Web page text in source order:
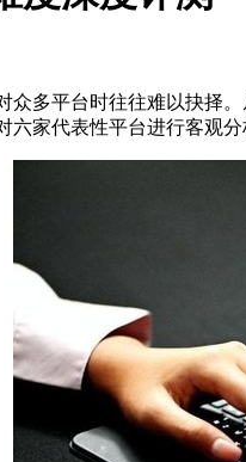
众多平台时往往难以抉择
家代表性平台进行客观分